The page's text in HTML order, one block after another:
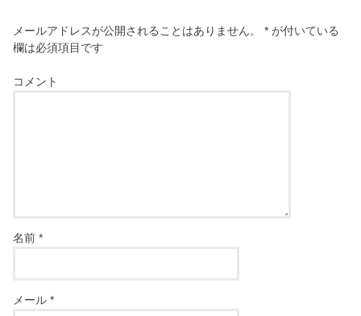
メールアドレスが公開されることはありません。 * が付いている
欄は必須項目です
コメント
名前*
メール*